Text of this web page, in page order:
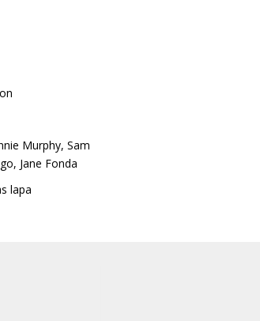
Murphy, Sam
, Jane Fonda
lapa